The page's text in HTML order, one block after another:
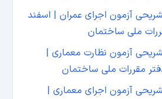
آزمون اجرای عمران | اسفند
آزمون نظارت معماری |
آزمون اجرای معماری |